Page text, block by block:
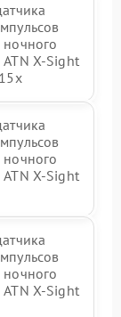
X-Sight
X-Sight
X-Sight